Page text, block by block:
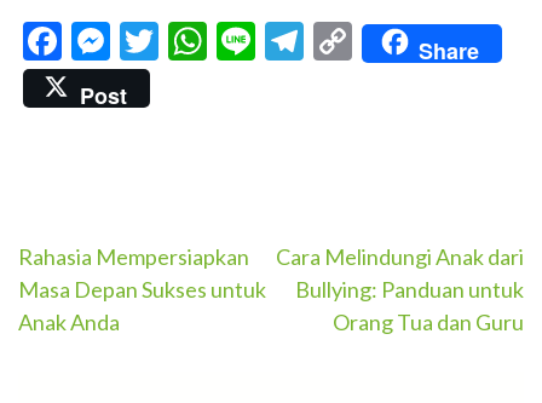
Facebook
Messenger
Twitter
WhatsApp
LineTelegram
CopyShare
Post
Navigasi
pos
Rahasia Mempersiapkan
Masa Depan Sukses untuk
Anak Anda
Cara Melindungi Anak dari
Bullying: Panduan untuk
Orang Tua dan Guru